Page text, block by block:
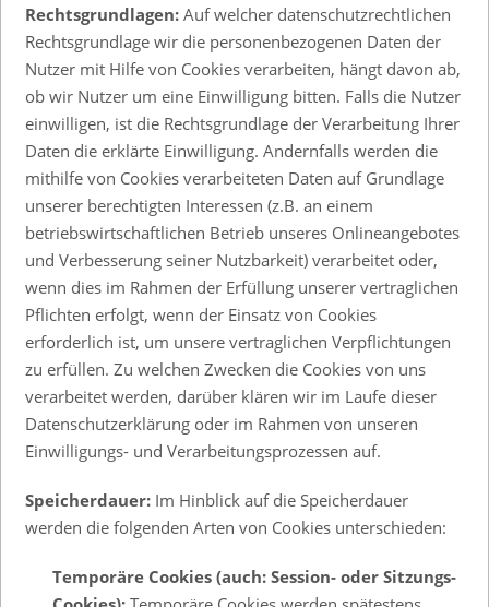
Rechtsgrundlagen:Auf welcher datenschutzrechtlichen
Rechtsgrundlage wir die personenbezogenen Daten der
Nutzer mit Hilfe von Cookies verarbeiten, hängt davon ab,
ob wir Nutzer um eine Einwilligung bitten. Falls die Nutzer
einwilligen, ist die Rechtsgrundlage der Verarbeitung Ihrer
Daten die erklärte Einwilligung. Andernfalls werden die
mithilfe von Cookies verarbeiteten Daten auf Grundlage
unserer berechtigten Interessen (z.B. an einem
betriebswirtschaftlichen Betrieb unseres Onlineangebotes
und Verbesserung seiner Nutzbarkeit) verarbeitet oder,
wenn dies im Rahmen der Erfüllung unserer vertraglichen
Pflichten erfolgt, wenn der Einsatz von Cookies
erforderlich ist, um unsere vertraglichen Verpflichtungen
zu erfüllen. Zu welchen Zwecken die Cookies von uns
verarbeitet werden, darüber klären wir im Laufe dieser
Datenschutzerklärung oder im Rahmen von unseren
Einwilligungs- und Verarbeitungsprozessen auf.
Speicherdauer: Im Hinblick auf die Speicherdauer
werden die folgenden Arten von Cookies unterschieden:
Temporäre Cookies (auch: Session- oder Sitzungs-